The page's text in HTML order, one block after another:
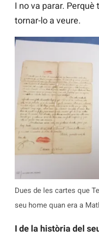
I no va parar.
tornar-lo a veure.
Dues de les cartes que
seu home quan era a
I de la història del